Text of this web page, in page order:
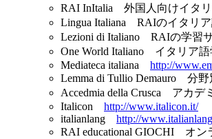
RAI InItalia 外国人向けイタ
Lingua Italiana RAIのイタリ
Lezioni di Italiano RAIの学習
One World Italiano イタリア
Mediateca italiana http://
Lemma di Tullio Demauro 分
Accedmia della Crusca アカ
Italicon http://www.italicon.it/
italianlang http://
RAI educational GIOCHI オ